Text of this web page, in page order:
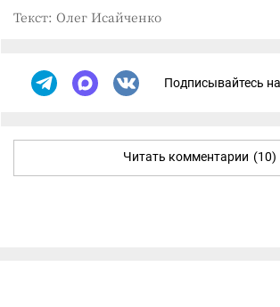
Текст: Олег Исайченко
Подписывайтесь
Читать комментарии (10)